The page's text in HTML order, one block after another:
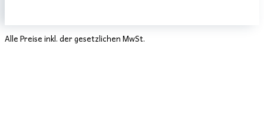
Alle Preise inkl. der gesetzlichen MwSt.